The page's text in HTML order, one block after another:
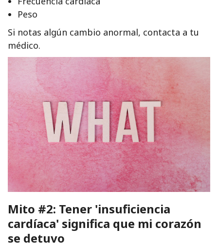
Peso
Si notas algún cambio anormal, contacta a tu
médico.
Mito #2: Tener 'insuficiencia
cardíaca' significa que mi corazón
se detuvo